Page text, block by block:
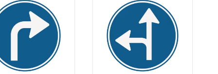
product
heeft
meerdere
variaties.
Deze
optie